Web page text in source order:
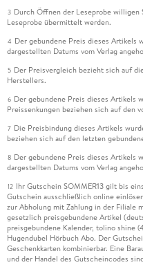
3 Durch Öffnen der Leseprobe willigen
Leseprobe übermittelt werden.
4 Der gebundene Preis dieses Artikels
dargestellten Datums vom Verlag
5 Der Preisvergleich bezieht sich auf
Herstellers.
6 Der gebundene Preis dieses Artikels
Preissenkungen beziehen sich auf den
7 Die Preisbindung dieses Artikels
beziehen sich auf den letzten
8 Der gebundene Preis dieses Artikels
dargestellten Datums vom Verlag
12 Ihr Gutschein SOMMER13 gilt bis
Gutschein ausschließlich online
zur Abholung mit Zahlung in der
gesetzlich preisgebundene Artikel
preisgebundene Kalender, tolino shine
Hugendubel Hörbuch Abo. Der
Geschenkkarten kombinierbar. Eine
und der Handel des Gutscheincodes